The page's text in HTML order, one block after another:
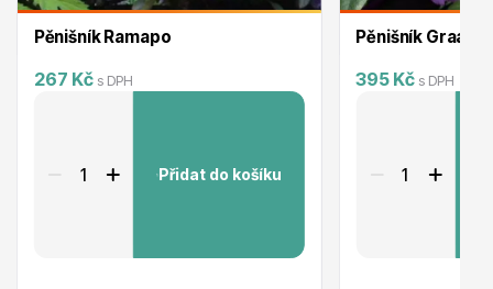
Pěnišník Ramapo
267 Kč s DPH
Přidat do košíku
Pěnišník Graal
395 Kč s DPH